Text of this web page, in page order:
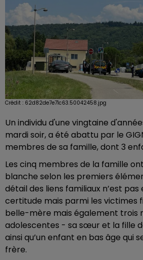
Crédit : 62d82de7e71c63.50042458.jpg
Un individu d'une vingtaine
mardi soir, a été abattu par le
membres de sa famille, dont 3
Les cinq membres de la famille
blanche selon les premiers
détail des liens familiaux n’est
certitude mais parmi les victimes
belle-mère mais également trois
adolescentes - sa sœur et la fille
ainsi qu’un enfant en bas âge qui
frère.